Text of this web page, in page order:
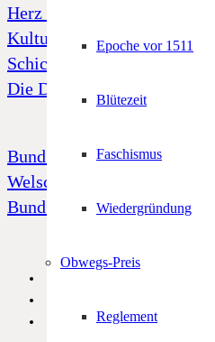
Epoche vor 1511
Blütezeit
Faschismus
Wiedergründung
Obwegs-Preis
Reglement
Herz Jesu Notfonds
Kulturfonds
Schicksal 39
Die Dornenkrone
Bund Tiroler
Welschtiroler Schützenbund
Bund Bayerischen